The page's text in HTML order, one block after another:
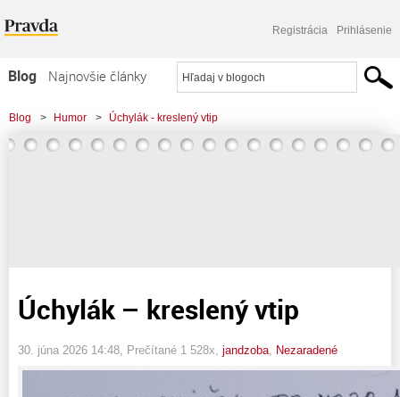
Registrácia Prihlásenie
Blog
Najnovšie články
Najčítanejšie články
Najkomentovanejšie články
Blog > Humor > Úchylák - kreslený vtip
Úchylák – kreslený vtip
30. júna 2026 14:48 , Prečítané 1 528x, jandzoba Nezaradené